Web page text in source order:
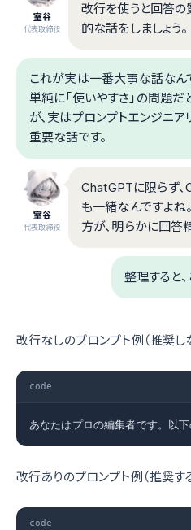
室谷
代表取締役
改行を使うと回答の
的な話をしましょう。
これが実は一番大事な話なん
単純に「使いやすさ」の問題
が、実はプロンプトエンジニア
重要な話です。
室谷
代表取締役
ChatGPTに限らず、
も一緒なんですよね
方が、明らかに回答
整理すると、
改行なしのプロンプト例（推奨し
code
あなたはプロの編集者です。以
改行ありのプロンプト例（推奨す
code